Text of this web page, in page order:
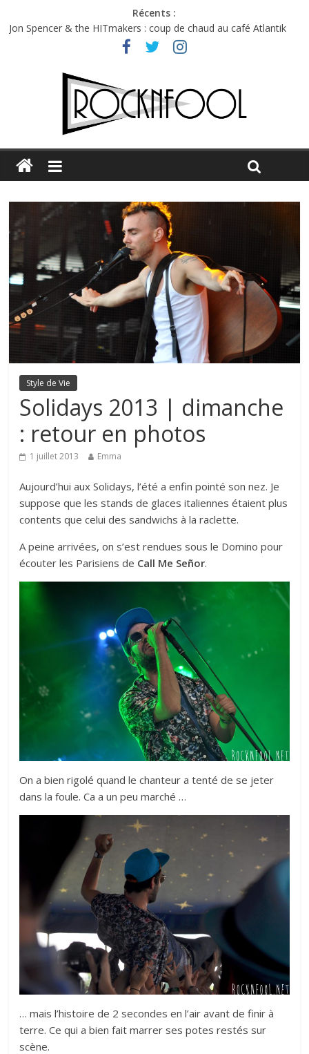
Récents :
Charlie Puth à l’Olympia : la leçon de pop du Professeur Puth
Jon Spencer & the HITmakers : coup de chaud au café Atlantik
Hellfest 2026 vendredi : température et émotions en hausse
Hellfest 2026 jeudi : impossible de choisir entre chaleur et bonne
Première édition du Midgard Festival : entre bière, métal et
Style de Vie
Solidays 2013 | dimanche
: retour en photos
1 juillet 2013 Emma
Aujourd’hui aux Solidays, l’été a enfin pointé son nez. Je
suppose que les stands de glaces italiennes étaient plus
contents que celui des sandwichs à la raclette.
A peine arrivées, on s’est rendues sous le Domino pour
écouter les Parisiens de Call Me Señor.
On a bien rigolé quand le chanteur a tenté de se jeter
dans la foule. Ca a un peu marché …
… mais l’histoire de 2 secondes en l’air avant de finir à
terre. Ce qui a bien fait marrer ses potes restés sur
scène.